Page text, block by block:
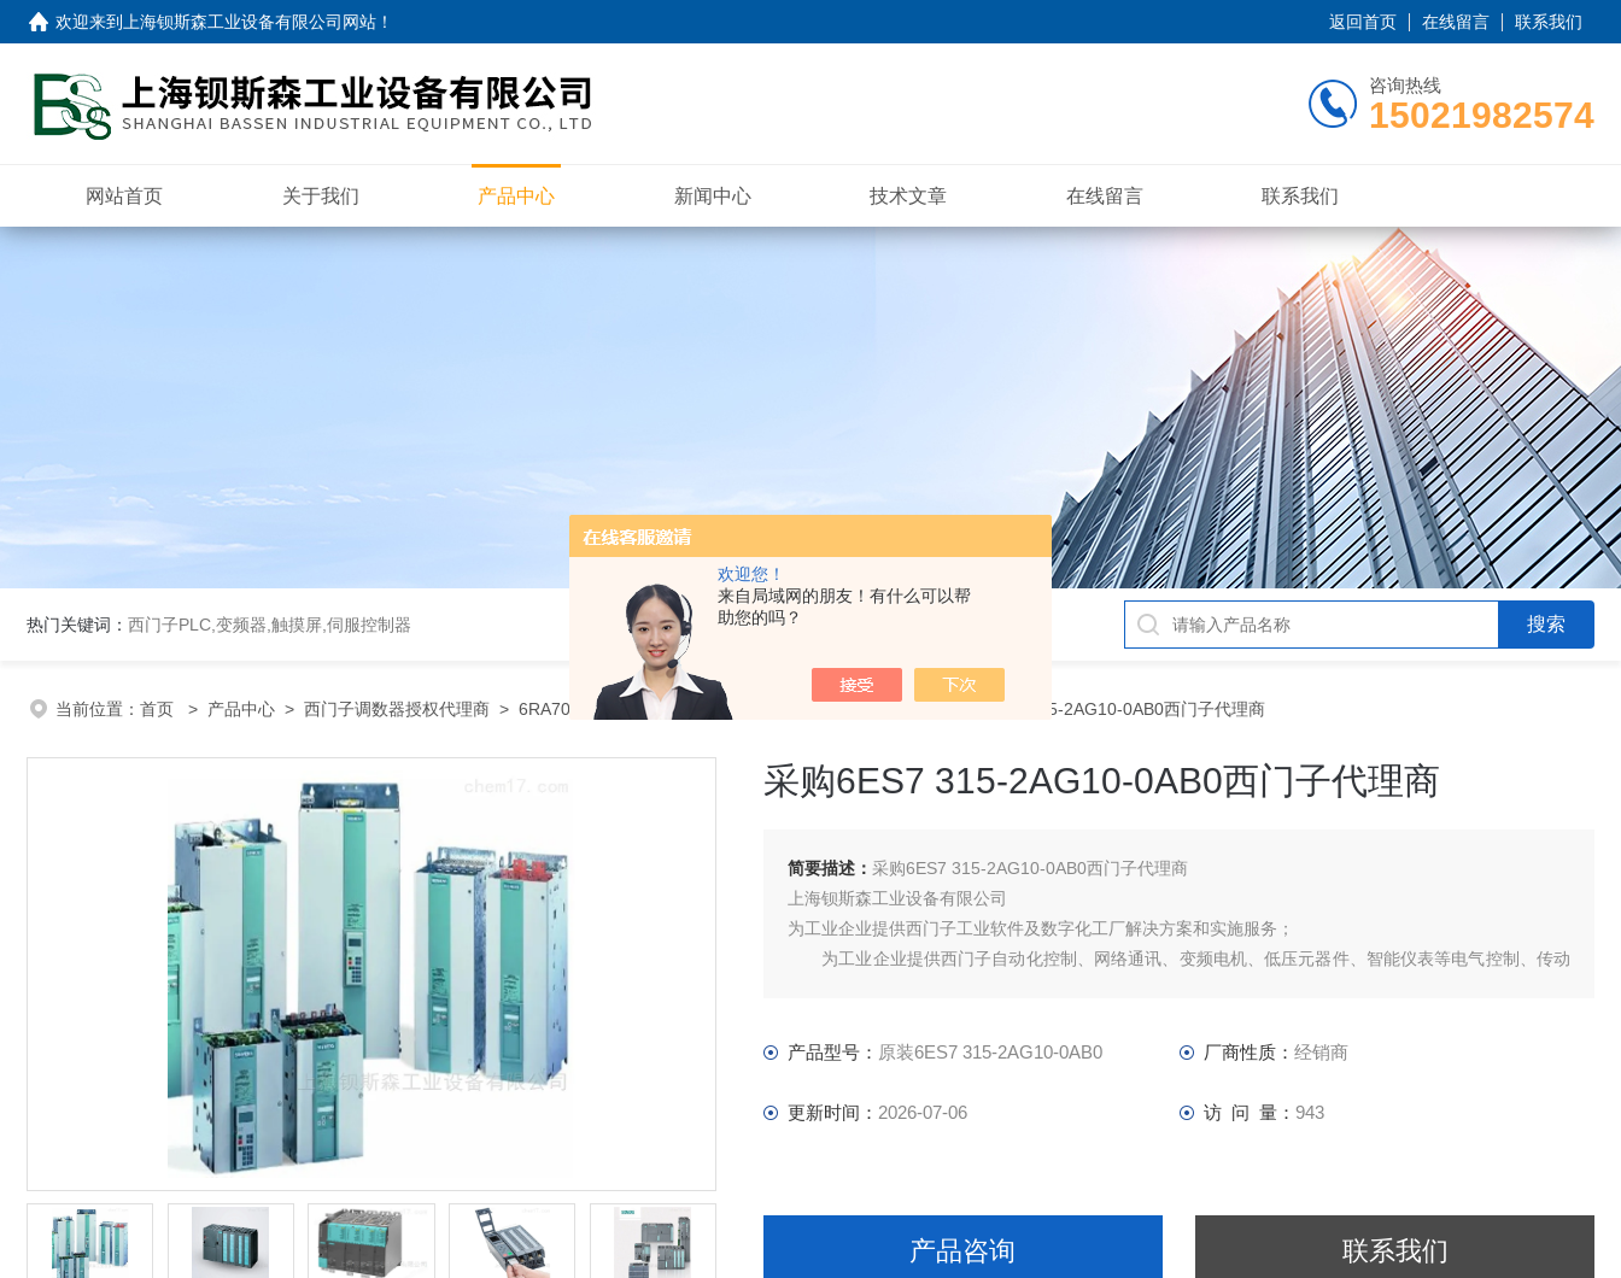
欢迎您！
来自局域网的朋友！有什么可以帮
助您的吗？
欢迎来到 上海钡斯森工业设备有限公司网站 ！ 返回首页 在线留言 联系我们
咨询热线
15021982574
网站首页 关于我们 产品中心 新闻中心 技术文章 在线留言 联系我们
热门关键词： 西门子PLC,变频器,触摸屏,伺服控制器
当前位置： 首页 > 产品中心 > 西门子调数器授权代理商 > 6RA70西门子一级代理商 > 原装6ES7 315-2AG10-0AB0采购6ES7 315-2AG10-0AB0西门子代理商
采购6ES7 315-2AG10-0AB0西门子代理商
简要描述： 采购6ES7 315-2AG10-0AB0西门子代理商
上海钡斯森工业设备有限公司
为工业企业提供西门子工业软件及数字化工厂解决方案和实施服务；
为工业企业提供西门子自动化控制、网络通讯、变频电机、低压元器件、智能仪表等电气控制、传动
产品型号： 原装6ES7 315-2AG10-0AB0 厂商性质： 经销商
更新时间： 2026-07-06 访 问 量： 943
产品咨询 联系我们